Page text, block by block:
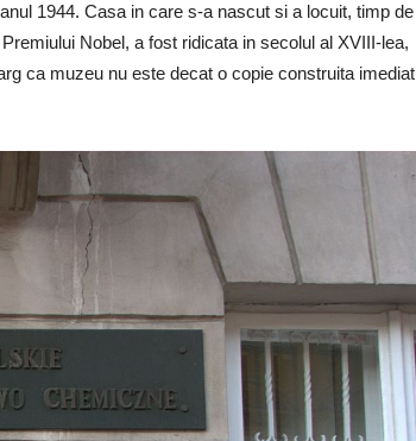
1944. Casa in care s-a nascut si a locuit, timp de
Nobel, a fost ridicata in secolul al XVIII-lea,
ca muzeu nu este decat o copie construita imediat